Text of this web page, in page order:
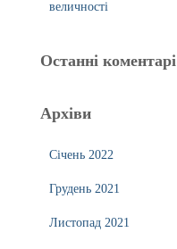
величності
Останні коментарі
Архіви
Січень 2022
Грудень 2021
Листопад 2021